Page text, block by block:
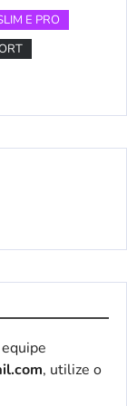
E PRO
, utilize o